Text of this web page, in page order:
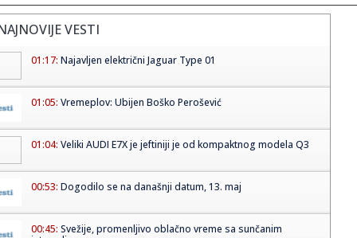
VESTI
01:17: Najavljen električni Jaguar Type 01
01:05: Vremeplov: Ubijen Boško Perošević
01:04: Veliki AUDI E7X je jeftiniji je od kompaktnog modela Q3
00:53: Dogodilo se na današnji datum, 13. maj
00:45: Svežije, promenljivo oblačno vreme sa sunčanim